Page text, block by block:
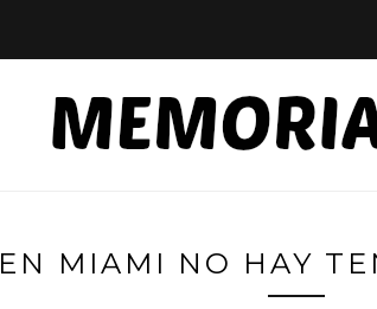
EN MIAMI NO HAY